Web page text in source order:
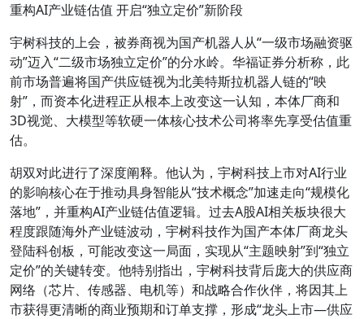
重构AI产业链估值 开启“独立定价”新阶段
宇树科技的上会，被券商视为国产机器人从“一级市场融资驱
动”迈入“二级市场独立定价”的分水岭。华福证券分析称，此
前市场普遍将国产供应链视为北美特斯拉机器人链的“映
射”，而资本化进程正从根本上改变这一认知，本体厂商和
3D视觉、大模型等软硬一体核心技术公司将率先享受估值重
估。
胡双对此进行了深度阐释。他认为，宇树科技上市对AI行业
的影响核心在于推动具身智能从“技术概念”加速走向“规模化
落地”，并重构AI产业链估值逻辑。过去A股AI相关板块很大
程度跟随海外产业链波动，宇树科技作为国产本体厂商龙头
登陆科创板，可能改变这一局面，实现从“主题映射”到“独立
定价”的关键转变。他特别指出，宇树科技背后庞大的供应商
网络（芯片、传感器、电机等）和战略合作伙伴，将因其上
市获得更清晰的商业预期和订单支撑，形成“龙头上市—供应